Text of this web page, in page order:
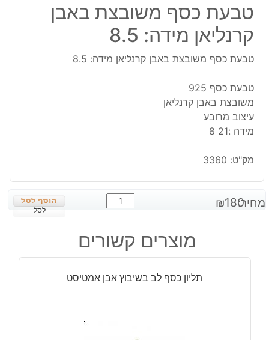
טבעת כסף משובצת באבן
קרנליאן מידה: 8.5
טבעת כסף משובצת באבן קרנליאן מידה: 8.5
טבעת כסף 925
משובצת באבן קרנליאן
עיצוב מרובע
מידה :21 8
מק"ט: 3360
מחיר: ₪180
כמות
של
כסף
משובצת
קרנליאן
לסל
מוצרים קשורים
תליון כסף לב בשיבוץ אבן אמטיסט